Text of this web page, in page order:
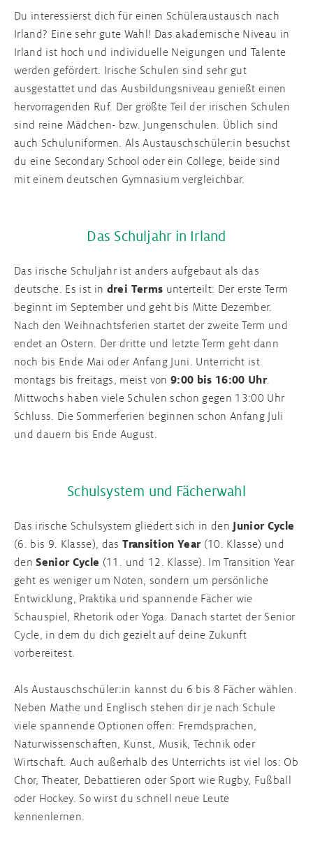
Du interessierst dich für einen Schüleraustausch nach
Irland? Eine sehr gute Wahl! Das akademische Niveau in
Irland ist hoch und individuelle Neigungen und Talente
werden gefördert. Irische Schulen sind sehr gut
ausgestattet und das Ausbildungsniveau genießt einen
hervorragenden Ruf. Der größte Teil der irischen Schulen
sind reine Mädchen- bzw. Jungenschulen. Üblich sind
auch Schuluniformen. Als Austauschschüler:in besuchst
du eine Secondary School oder ein College, beide sind
mit einem deutschen Gymnasium vergleichbar.
Das Schuljahr in Irland
Das irische Schuljahr ist anders aufgebaut als das
deutsche. Es ist in drei Terms unterteilt: Der erste Term
beginnt im September und geht bis Mitte Dezember.
Nach den Weihnachtsferien startet der zweite Term und
endet an Ostern. Der dritte und letzte Term geht dann
noch bis Ende Mai oder Anfang Juni. Unterricht ist
montags bis freitags, meist von 9:00 bis 16:00 Uhr.
Mittwochs haben viele Schulen schon gegen 13:00 Uhr
Schluss. Die Sommerferien beginnen schon Anfang Juli
und dauern bis Ende August.
Schulsystem und Fächerwahl
Das irische Schulsystem gliedert sich in den
Junior Cycle
(6. bis 9. Klasse), dasTransition Year (10. Klasse) und
denSenior Cycle (11. und 12. Klasse). Im Transition Year
geht es weniger um Noten, sondern um persönliche
Entwicklung, Praktika und spannende Fächer wie
Schauspiel, Rhetorik oder Yoga. Danach startet der Senior
Cycle, in dem du dich gezielt auf deine Zukunft
vorbereitest.
Als Austauschschüler:in kannst du 6 bis 8 Fächer wählen.
Neben Mathe und Englisch stehen dir je nach Schule
viele spannende Optionen offen: Fremdsprachen,
Naturwissenschaften, Kunst, Musik, Technik oder
Wirtschaft. Auch außerhalb des Unterrichts ist viel los: Ob
Chor, Theater, Debattieren oder Sport wie Rugby, Fußball
oder Hockey. So wirst du schnell neue Leute
kennenlernen.